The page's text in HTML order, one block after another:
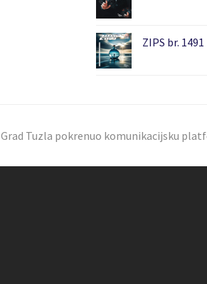
ZIPS br. 1491
Grad Tuzla pokrenuo komunikacijsku